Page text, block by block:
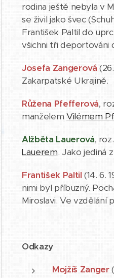
rodina ještě nebyla v
se živil jako švec
František Paltil do
všichni tři deportováni
Josefa Zangerová
Zakarpatské Ukrajině.
Růžena Pfefferová,
manželem Vilémem
Alžběta Lauerová,
Lauerem. Jako jediná
František Paltil (14. 6.
nimi byl příbuzný.
Miroslavi. Ve vzdělání
Odkazy
Mojžíš Zanger